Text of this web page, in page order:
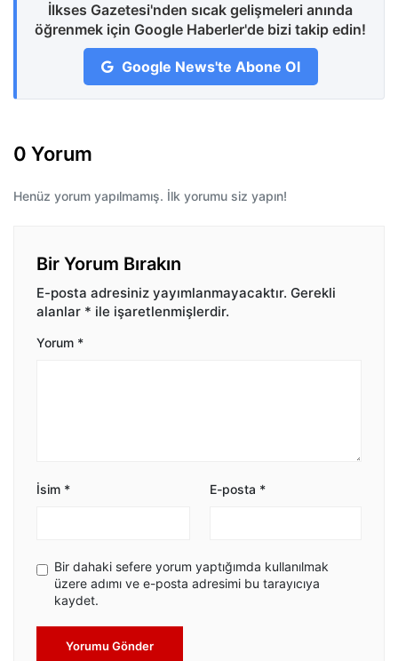
İlkses Gazetesi'nden sıcak gelişmeleri anında
öğrenmek için Google Haberler'de bizi takip edin!
Google News'te Abone Ol
0 Yorum
Henüz yorum yapılmamış. İlk yorumu siz yapın!
Bir Yorum Bırakın
E-posta adresiniz yayımlanmayacaktır. Gerekli
alanlar * ile işaretlenmişlerdir.
Yorum *
İsim * E-posta *
Bir dahaki sefere yorum yaptığımda kullanılmak
üzere adımı ve e-posta adresimi bu tarayıcıya
kaydet.
Yorumu Gönder